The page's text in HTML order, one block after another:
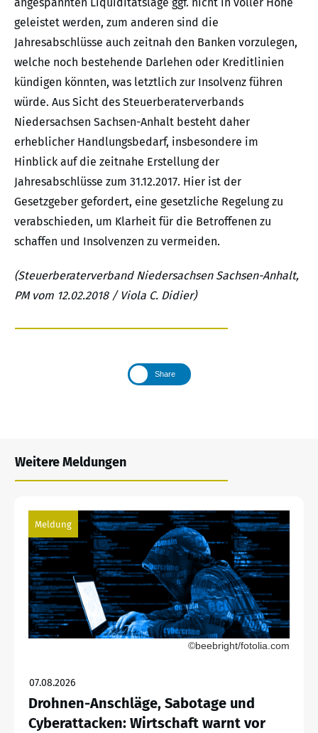
geleistet werden, zum anderen sind die
Jahresabschlüsse auch zeitnah den Banken vorzulegen,
welche noch bestehende Darlehen oder Kreditlinien
kündigen könnten, was letztlich zur Insolvenz führen
würde. Aus Sicht des Steuerberaterverbands
Niedersachsen Sachsen-Anhalt besteht daher
erheblicher Handlungsbedarf, insbesondere im
Hinblick auf die zeitnahe Erstellung der
Jahresabschlüsse zum 31.12.2017. Hier ist der
Gesetzgeber gefordert, eine gesetzliche Regelung zu
verabschieden, um Klarheit für die Betroffenen zu
schaffen und Insolvenzen zu vermeiden.
(Steuerberaterverband Niedersachsen Sachsen-Anhalt,
PM vom 12.02.2018 / Viola C. Didier)
Share
Weitere Meldungen
Meldung
©beebright/fotolia.com
07.08.2026
Drohnen-Anschläge, Sabotage und
Cyberattacken: Wirtschaft warnt vor